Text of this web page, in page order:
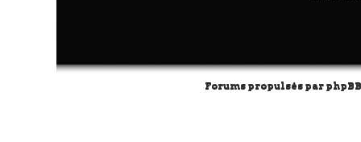
Forums propulsés par phpBB